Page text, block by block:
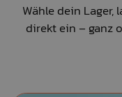
Wähle dein
direkt ein – ganz